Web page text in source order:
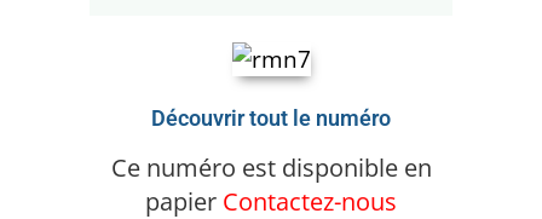
Découvrir tout le numéro
Ce numéro est disponible en
papier Contactez-nous